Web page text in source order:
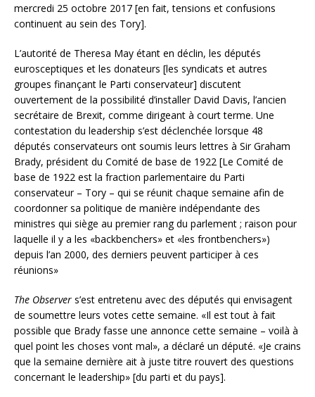
mercredi 25 octobre 2017 [en fait, tensions et confusions
continuent au sein des Tory].
L’autorité de Theresa May étant en déclin, les députés
eurosceptiques et les donateurs [les syndicats et autres
groupes finançant le Parti conservateur] discutent
ouvertement de la possibilité d’installer David Davis, l’ancien
secrétaire de Brexit, comme dirigeant à court terme. Une
contestation du leadership s’est déclenchée lorsque 48
députés conservateurs ont soumis leurs lettres à Sir Graham
Brady, président du Comité de base de 1922 [Le Comité de
base de 1922 est la fraction parlementaire du Parti
conservateur – Tory – qui se réunit chaque semaine afin de
coordonner sa politique de manière indépendante des
ministres qui siège au premier rang du parlement ; raison pour
laquelle il y a les «backbenchers» et «les frontbenchers»)
depuis l’an 2000, des derniers peuvent participer à ces
réunions»
The Observer s’est entretenu avec des députés qui envisagent
de soumettre leurs votes cette semaine. «Il est tout à fait
possible que Brady fasse une annonce cette semaine – voilà à
quel point les choses vont mal», a déclaré un député. «Je crains
que la semaine dernière ait à juste titre rouvert des questions
concernant le leadership» [du parti et du pays].